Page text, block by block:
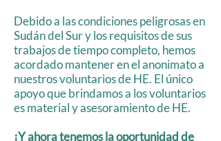
Debido a las condiciones peligrosas en
Sudán del Sur y los requisitos de sus
trabajos de tiempo completo, hemos
acordado mantener en el anonimato a
nuestros voluntarios de HE. El único
apoyo que brindamos a los voluntarios
es material y asesoramiento de HE.
¡Y ahora tenemos la oportunidad de